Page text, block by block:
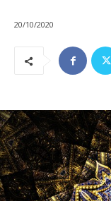
20/10/2020